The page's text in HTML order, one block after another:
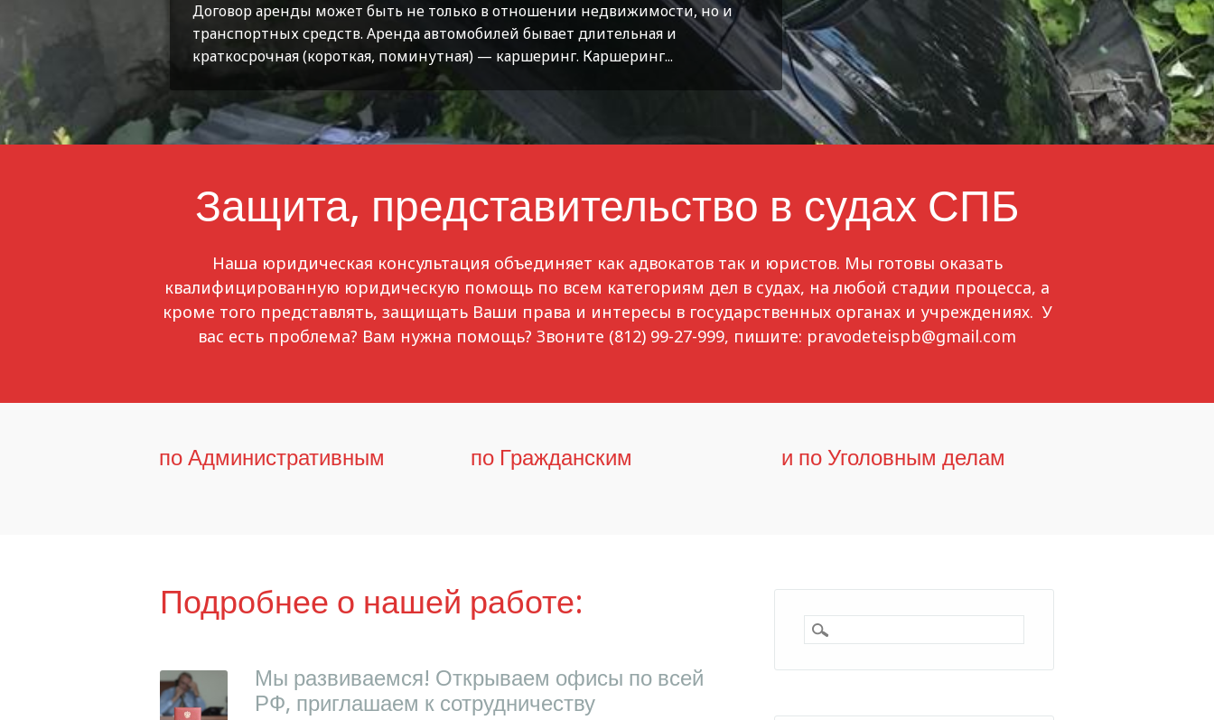
Договор аренды может быть не только в отношении недвижимости, но и
транспортных средств. Аренда автомобилей бывает длительная и
краткосрочная (короткая, поминутная) — каршеринг. Каршеринг...
Защита, представительство в судах СПБ
Наша юридическая консультация объединяет как адвокатов так и юристов. Мы готовы оказать
квалифицированную юридическую помощь по всем категориям дел в судах, на любой стадии процесса, а
кроме того представлять, защищать Ваши права и интересы в государственных органах и учреждениях. У
вас есть проблема? Вам нужна помощь? Звоните (812) 99-27-999, пишите: pravodeteispb@gmail.com
по Административным по Гражданским и по Уголовным делам
Подробнее о нашей работе:
Мы развиваемся! Открываем офисы по всей
РФ, приглашаем к сотрудничеству